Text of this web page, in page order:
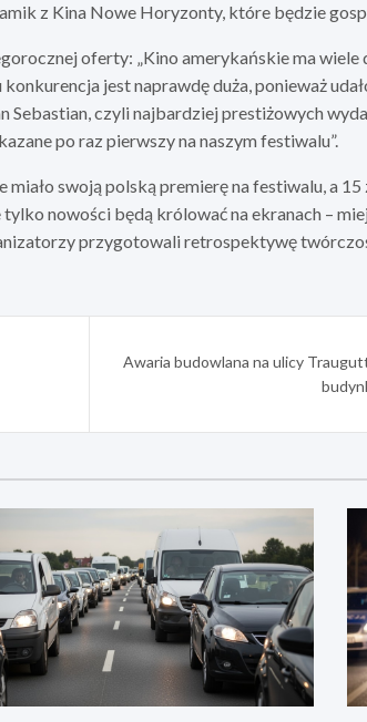
z Kina Nowe Horyzonty, które będzie
oferty: „Kino amerykańskie ma wiele
jest naprawdę duża, ponieważ
Sebastian, czyli najbardziej prestiżowych
po raz pierwszy na naszym festiwalu”.
swoją polską premierę na festiwalu, a 15
nowości będą królować na ekranach –
przygotowali retrospektywę
Awaria budowlana na ulicy